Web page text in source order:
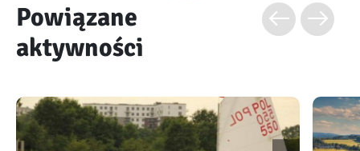
Powiązane
aktywności